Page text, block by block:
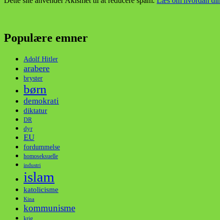
Populære emner
Adolf Hitler
arabere
bryster
børn
demokrati
diktatur
DR
dyr
EU
fordummelse
homoseksuelle
industri
islam
katolicisme
Kina
kommunisme
krig